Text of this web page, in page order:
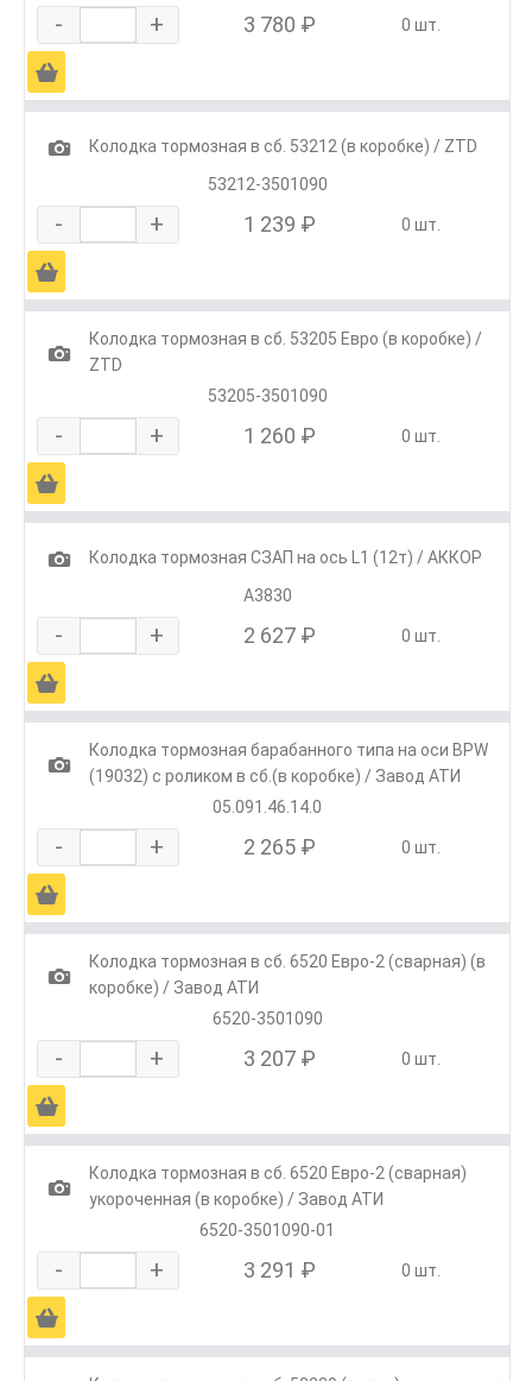
- + 3 780 ₽ 0 шт.
Ä
1
Колодка тормозная в сб. 53212 (в коробке) / ZTD
53212-3501090
- + 1 239 ₽ 0 шт.
Ä
1
Колодка тормозная в сб. 53205 Евро (в коробке) /
ZTD
53205-3501090
- + 1 260 ₽ 0 шт.
Ä
1
Колодка тормозная СЗАП на ось L1 (12т) / АККОР
А3830
- + 2 627 ₽ 0 шт.
Ä
1
Колодка тормозная барабанного типа на оси BPW
(19032) с роликом в сб.(в коробке) / Завод АТИ
05.091.46.14.0
- + 2 265 ₽ 0 шт.
Ä
1
Колодка тормозная в сб. 6520 Евро-2 (сварная) (в
коробке) / Завод АТИ
6520-3501090
- + 3 207 ₽ 0 шт.
Ä
1
Колодка тормозная в сб. 6520 Евро-2 (сварная)
укороченная (в коробке) / Завод АТИ
6520-3501090-01
- + 3 291 ₽ 0 шт.
Ä